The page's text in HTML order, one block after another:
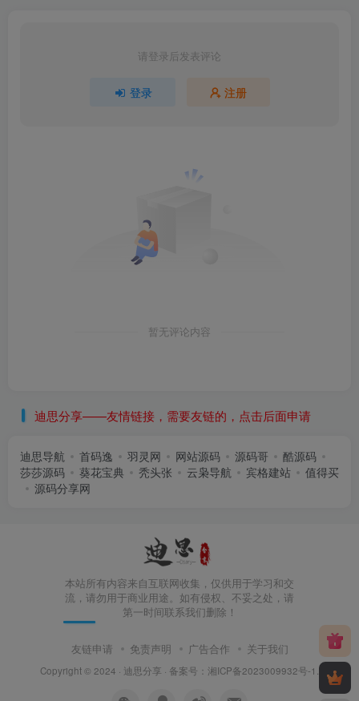
请登录后发表评论
登录 注册
暂无评论内容
迪思分享——友情链接，需要友链的，点击后面申请
迪思导航 首码逸 羽灵网 网站源码 源码哥
酷源码
莎莎源码
葵花宝典 秃头张 云枭导航 宾格建站
值得买
源码分享网
本站所有内容来自互联网收集，仅供用于学习和交
流，请勿用于商业用途。如有侵权、不妥之处，请
第一时间联系我们删除！
友链申请 免责声明 广告合作 关于我们
Copyright © 2024 · 迪思分享 · 备案号： 湘ICP备2023009932号-1